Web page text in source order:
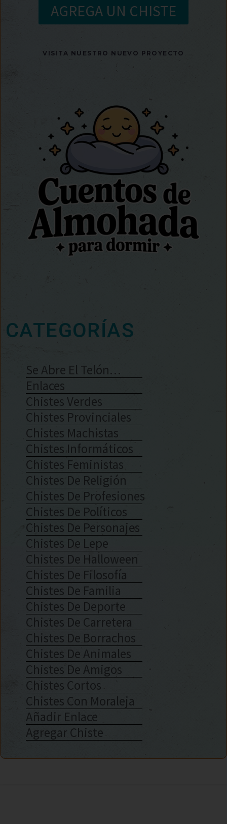
AGREGA UN CHISTE
VISITA NUESTRO NUEVO PROYECTO
CATEGORÍAS
Se Abre El Telón…
Enlaces
Chistes Verdes
Chistes Provinciales
Chistes Machistas
Chistes Informáticos
Chistes Feministas
Chistes De Religión
Chistes De Profesiones
Chistes De Políticos
Chistes De Personajes
Chistes De Lepe
Chistes De Halloween
Chistes De Filosofía
Chistes De Familia
Chistes De Deporte
Chistes De Carretera
Chistes De Borrachos
Chistes De Animales
Chistes De Amigos
Chistes Cortos
Chistes Con Moraleja
Añadir Enlace
Agregar Chiste